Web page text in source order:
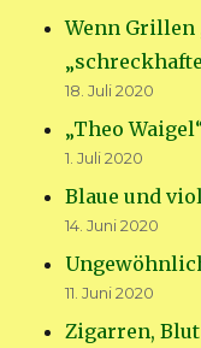
Wenn Grillen
18. Juli 2020
„Theo
1. Juli 2020
Blaue und
14. Juni 2020
11. Juni 2020
Zigarren,